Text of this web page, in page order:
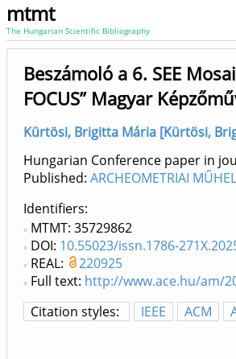
mtmt
The Hungarian Scientific Bibliography
Beszámoló a 6. SEE
FOCUS” Magyar
Kürtösi, Brigitta Mária [Kürtösi,
Hungarian Conference paper in
Published: ARCHEOMETRIAI
Identifiers
MTMT: 35729862
DOI: 10.55023/issn.1786-
REAL:
220925
Full text: http://www.ace.hu/am/
Citation styles:
IEEE ACM